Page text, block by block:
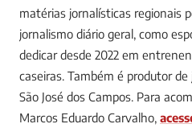
matérias jornalísticas regionais
jornalismo diário geral, como
dedicar desde 2022 em
caseiras. Também é produtor
São José dos Campos. Para
Marcos Eduardo Carvalho,